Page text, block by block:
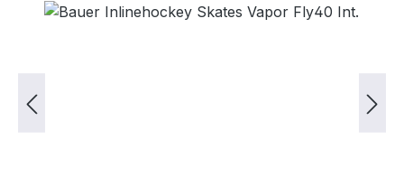
Bildergalerie überspringen